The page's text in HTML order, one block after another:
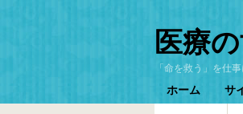
医療
「命を救う」を仕事
ホーム サ